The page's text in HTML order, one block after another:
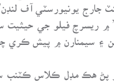
جارج يونيورسٽي آف
۾ ريسرچ فيلو جي
۽ سيمنارن ۾ پيش ڪري
پڻ هڪ مڊل ڪلاس